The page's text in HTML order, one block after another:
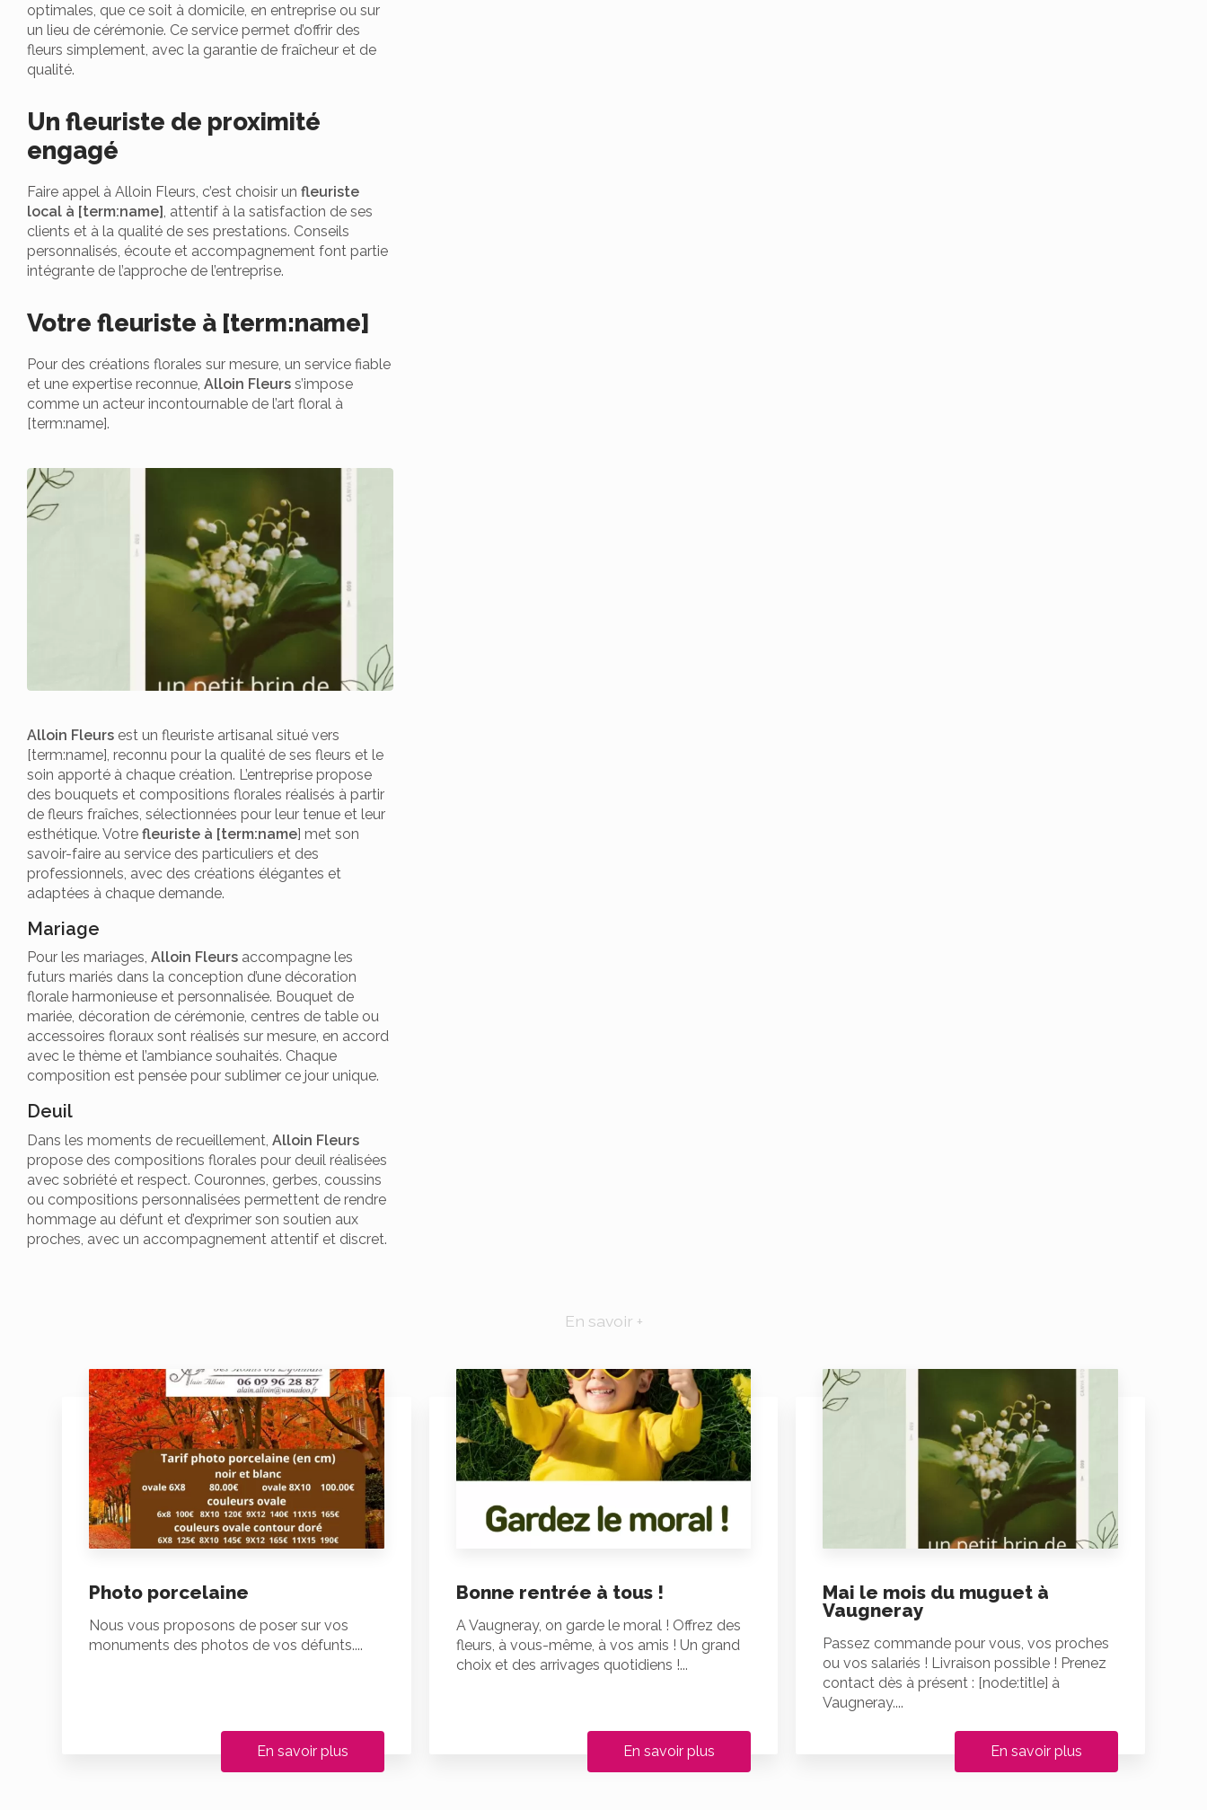
optimales, que ce soit à domicile, en entreprise ou sur
un lieu de cérémonie. Ce service permet d’offrir des
fleurs simplement, avec la garantie de fraîcheur et de
qualité.
Un fleuriste de proximité
engagé
Faire appel à Alloin Fleurs, c’est choisir un fleuriste
local à [term:name], attentif à la satisfaction de ses
clients et à la qualité de ses prestations. Conseils
personnalisés, écoute et accompagnement font partie
intégrante de l’approche de l’entreprise.
Votre fleuriste à [term:name]
Pour des créations florales sur mesure, un service fiable
et une expertise reconnue, Alloin Fleurs s’impose
comme un acteur incontournable de l’art floral à
[term:name].
Alloin Fleurs est un fleuriste artisanal situé vers
[term:name], reconnu pour la qualité de ses fleurs et le
soin apporté à chaque création. L’entreprise propose
des bouquets et compositions florales réalisés à partir
de fleurs fraîches, sélectionnées pour leur tenue et leur
esthétique. Votre fleuriste à [term:name] met son
savoir-faire au service des particuliers et des
professionnels, avec des créations élégantes et
adaptées à chaque demande.
Mariage
Pour les mariages, Alloin Fleurs accompagne les
futurs mariés dans la conception d’une décoration
florale harmonieuse et personnalisée. Bouquet de
mariée, décoration de cérémonie, centres de table ou
accessoires floraux sont réalisés sur mesure, en accord
avec le thème et l’ambiance souhaités. Chaque
composition est pensée pour sublimer ce jour unique.
Deuil
Dans les moments de recueillement, Alloin Fleurs
propose des compositions florales pour deuil réalisées
avec sobriété et respect. Couronnes, gerbes, coussins
ou compositions personnalisées permettent de rendre
hommage au défunt et d’exprimer son soutien aux
proches, avec un accompagnement attentif et discret.
En savoir +
Photo porcelaine
Nous vous proposons de poser sur vos
monuments des photos de vos défunts....
En savoir plus
Bonne rentrée à tous !
A Vaugneray, on garde le moral ! Offrez des
fleurs, à vous-même, à vos amis ! Un grand
choix et des arrivages quotidiens !...
En savoir plus
Mai le mois du muguet à
Vaugneray
Passez commande pour vous, vos proches
ou vos salariés ! Livraison possible ! Prenez
contact dès à présent : [node:title] à
Vaugneray....
En savoir plus